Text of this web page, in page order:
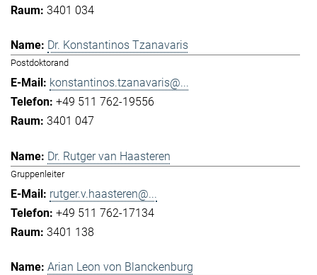
3401 034
Dr. Konstantinos Tzanavaris
Postdoktorand
konstantinos.tzanavaris@...
+49 511 762-19556
3401 047
Dr. Rutger van Haasteren
Gruppenleiter
rutger.v.haasteren@...
+49 511 762-17134
3401 138
Arian Leon von Blanckenburg